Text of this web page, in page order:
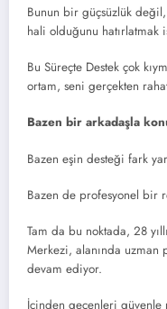
Bunun bir güçsüzlük
hali olduğunu hatırlatmak
Bu Süreçte Destek çok
ortam, seni gerçekten
Bazen bir arkadaşla
Bazen eşin desteği fark
Bazen de profesyonel bir
Tam da bu noktada, 28
Merkezi, alanında uzman
devam ediyor.
İçinden geçenleri güvenle